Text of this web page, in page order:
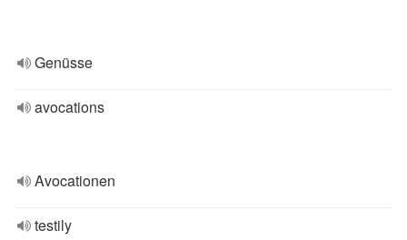
Genüsse
avocations
Avocationen
testily